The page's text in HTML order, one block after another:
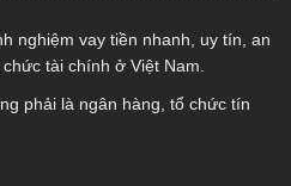
nghiệm vay tiền nhanh, uy tín, an
tài chính ở Việt Nam.
phải là ngân hàng, tổ chức tín